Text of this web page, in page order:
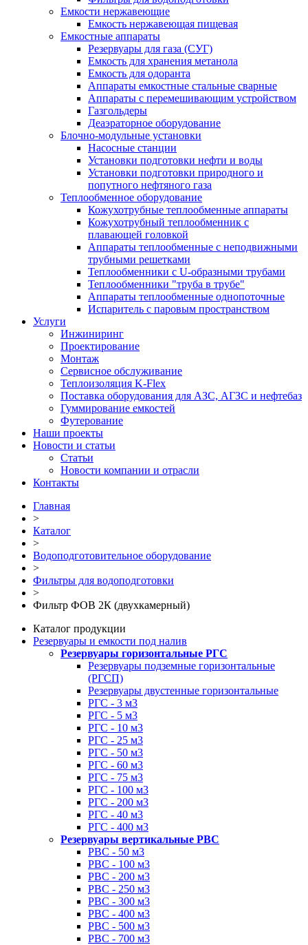
Емкости нержавеющие
Емкость нержавеющая пищевая
Емкостные аппараты
Резервуары для газа (СУГ)
Емкость для хранения метанола
Емкость для одоранта
Аппараты емкостные стальные сварные
Аппараты с перемешивающим устройством
Газгольдеры
Деаэраторное оборудование
Блочно-модульные установки
Насосные станции
Установки подготовки нефти и воды
Установки подготовки природного и
попутного нефтяного газа
Теплообменное оборудование
Кожухотрубные теплообменные аппараты
Кожухотрубный теплообменник с
плавающей головкой
Аппараты теплообменные с неподвижными
трубными решетками
Теплообменники с U-образными трубами
Теплообменники "труба в трубе"
Аппараты теплообменные однопоточные
Испаритель с паровым пространством
Услуги
Инжиниринг
Проектирование
Монтаж
Сервисное обслуживание
Теплоизоляция K-Flex
Поставка оборудования для АЗС, АГЗС и нефтебаз
Гуммирование емкостей
Футерование
Наши проекты
Новости и статьи
Статьи
Новости компании и отрасли
Контакты
Главная
>
Каталог
>
Водоподготовительное оборудование
>
Фильтры для водоподготовки
>
Фильтр ФОВ 2К (двухкамерный)
Каталог продукции
Резервуары и емкости под налив
Резервуары горизонтальные РГС
Резервуары подземные горизонтальные
(РГСП)
Резервуары двустенные горизонтальные
РГС - 3 м3
РГС - 5 м3
РГС - 10 м3
РГС - 25 м3
РГС - 50 м3
РГС - 60 м3
РГС - 75 м3
РГС - 100 м3
РГС - 200 м3
РГС - 40 м3
РГС - 400 м3
Резервуары вертикальные РВС
РВС - 50 м3
РВС - 100 м3
РВС - 200 м3
РВС - 250 м3
РВС - 300 м3
РВС - 400 м3
РВС - 500 м3
РВС - 700 м3